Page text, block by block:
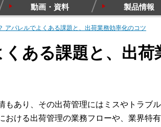
動画・資料 製品情報
アパレルでよくある課題と、出荷業務効率化のコツ
ある課題と、出荷
あり、その出荷管理にはミスやトラブ
ける出荷管理の業務フローや、業界特